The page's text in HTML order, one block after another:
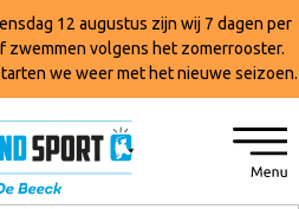
12 augustus zijn wij 7 dagen per
zwemmen volgens het zomerrooster.
we weer met het nieuwe seizoen.